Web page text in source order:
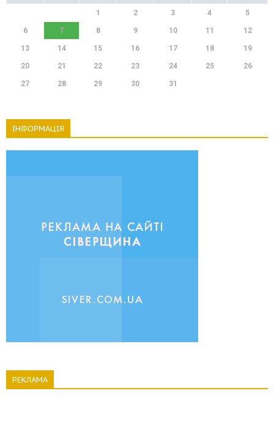
1 2 3 4 5
6 7 8 9 10 11 12
13 14 15 16 17 18 19
20 21 22 23 24 25 26
27 28 29 30 31
ІНФОРМАЦІЯ
РЕКЛАМА